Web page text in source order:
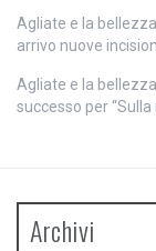
Agliate e la
arrivo nuove
Agliate e la
successo per
Archivi